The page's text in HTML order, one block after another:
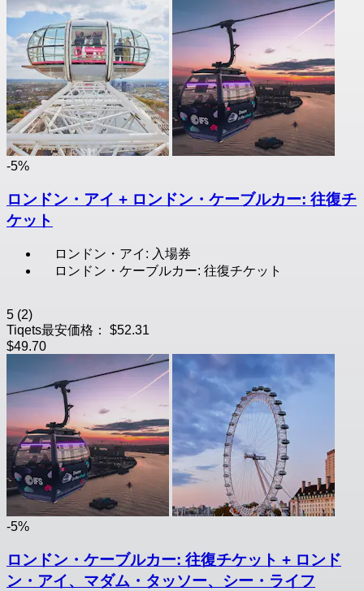
-5%
ロンドン・アイ + ロンドン・ケーブルカー: 往復チ
ケット
ロンドン・アイ: 入場券
ロンドン・ケーブルカー: 往復チケット
5 (2)
Tiqets最安価格：
$52.31
$49.70
-5%
ロンドン・ケーブルカー: 往復チケット + ロンド
ン・アイ、マダム・タッソー、シー・ライフ